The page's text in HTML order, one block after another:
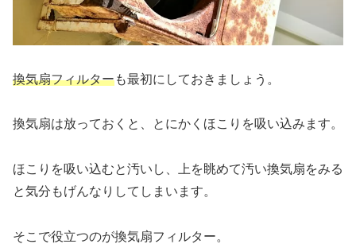
換気扇フィルターも最初にしておきましょう。
換気扇は放っておくと、とにかくほこりを吸い込みます。
ほこりを吸い込むと汚いし、上を眺めて汚い換気扇をみる
と気分もげんなりしてしまいます。
そこで役立つのが換気扇フィルター。